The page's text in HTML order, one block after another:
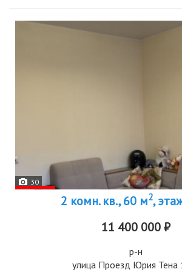
30
2 комн. кв., 60 м2,
11 400 000 ₽
р-н
улица Проезд Юрия Тена